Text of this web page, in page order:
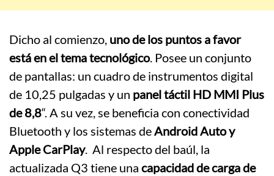
Dicho al comienzo, uno de los puntos a favor
está en el tema tecnológico. Posee un conjunto
de pantallas: un cuadro de instrumentos digital
de 10,25 pulgadas y un panel táctil HD MMI Plus
de 8,8“. A su vez, se beneficia con conectividad
Bluetooth y los sistemas deAndroid Auto y
Apple CarPlay. Al respecto del baúl, la
actualizada Q3 tiene una capacidad de carga de